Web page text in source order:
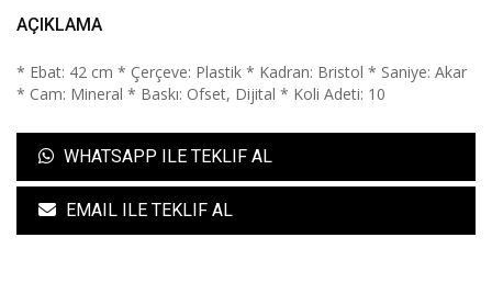
AÇIKLAMA
* Ebat: 42 cm * Çerçeve: Plastik * Kadran: Bristol * Saniye: Akar
* Cam: Mineral * Baskı: Ofset, Dijital * Koli Adeti: 10
WHATSAPP ILE TEKLIF AL
EMAIL ILE TEKLIF AL